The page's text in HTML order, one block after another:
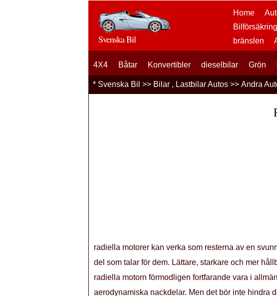
Home
Bilförsäkring
bränslen
Svenska Bil
4X4 Båtar Konvertibler dieselbilar Grön
* Svenska Bil >> Bilar , Lastbilar Autos >> Andra
radiella motorer kan verka som resterna av en
del som talar för dem. Lättare, starkare och mer
radiella motorn förmodligen fortfarande vara i
aerodynamiska nackdelar. Men det bör inte hindra